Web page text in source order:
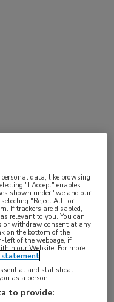
voerde Arno
in het UMCG
Crohn
data, like browsing
"I Accept" enables
shown under "we and our
"Reject All" or
If trackers are disabled,
relevant to you. You can
or withdraw consent at any
on the bottom of the
left of the webpage, if
our Website. For more
statement
and statistical
as a person
to provide: